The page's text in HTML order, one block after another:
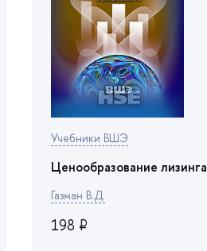
Учебники ВШЭ
Ценообразование лизинга
Газман В.Д.
198 ₽